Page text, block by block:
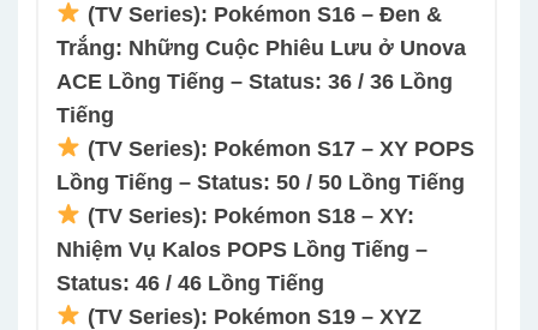
(TV Series): Pokémon S16 – Đen &
Trắng: Những Cuộc Phiêu Lưu ở Unova
ACE Lồng Tiếng – Status: 36 / 36 Lồng
Tiếng
(TV Series): Pokémon S17 – XY POPS
Lồng Tiếng – Status: 50 / 50 Lồng Tiếng
(TV Series): Pokémon S18 – XY:
Nhiệm Vụ Kalos POPS Lồng Tiếng –
Status: 46 / 46 Lồng Tiếng
(TV Series): Pokémon S19 – XYZ